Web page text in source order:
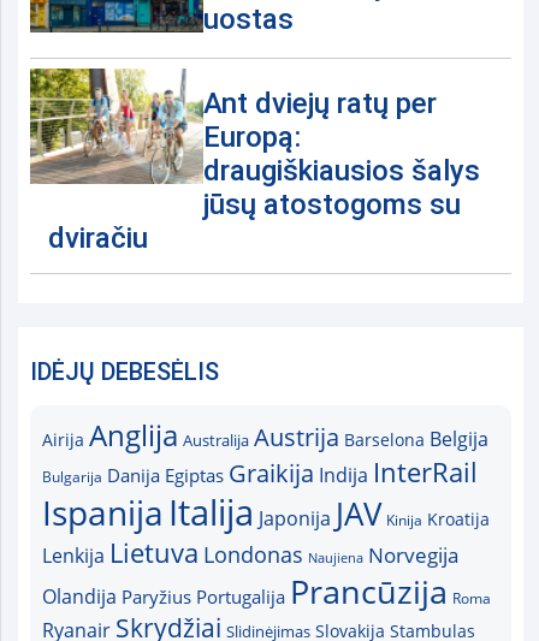
uostas
Ant dviejų ratų per
Europą:
draugiškiausios šalys
jūsų atostogoms su
dviračiu
IDĖJŲ DEBESĖLIS
Airija Anglija Australija Austrija Barselona Belgija
Bulgarija Danija Egiptas Graikija Indija InterRail
Ispanija Italija Japonija JAV Kinija Kroatija
Lenkija Lietuva Londonas Naujiena Norvegija
Olandija Paryžius Portugalija Prancūzija Roma
Ryanair Skrydžiai Slidinėjimas Slovakija Stambulas